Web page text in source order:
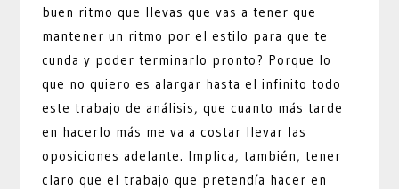
buen ritmo que llevas que vas a tener que
mantener un ritmo por el estilo para que te
cunda y poder terminarlo pronto? Porque lo
que no quiero es alargar hasta el infinito todo
este trabajo de análisis, que cuanto más tarde
en hacerlo más me va a costar llevar las
oposiciones adelante. Implica, también, tener
claro que el trabajo que pretendía hacer en